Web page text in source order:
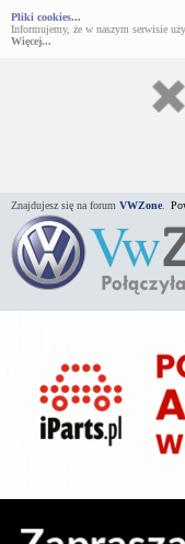
Pliki cookies...
Informujemy, że w naszym serwisie
Więcej...
Znajdujesz się na forum VWZone